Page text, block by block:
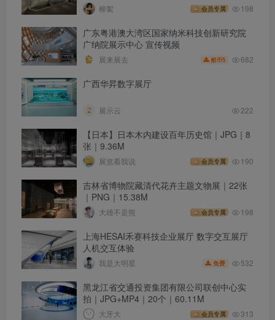
柳絮 会员专属 198
广东粤港澳大湾区国家纳米科技创新研究院
广纳院展示中心 宣传视频
展来展去 酷币5 682
广西华昇数字展厅
展示云 222
【日本】日本木内建设百年历史馆｜JPG｜8
张｜9.36M
展览看我说 会员专属 190
吉林省博物院藏清代花卉主题文物展｜22张
｜PNG｜15.38M
大雄不是熊 会员专属 198
上海HESAI禾赛科技企业展厅 数字交互展厅
人机交互体验
我是大明星 免费 532
黑龙江省交通投资集团有限公司联创中心实
拍｜JPG+MP4｜20个｜60.11M
大牙大 会员专属 313